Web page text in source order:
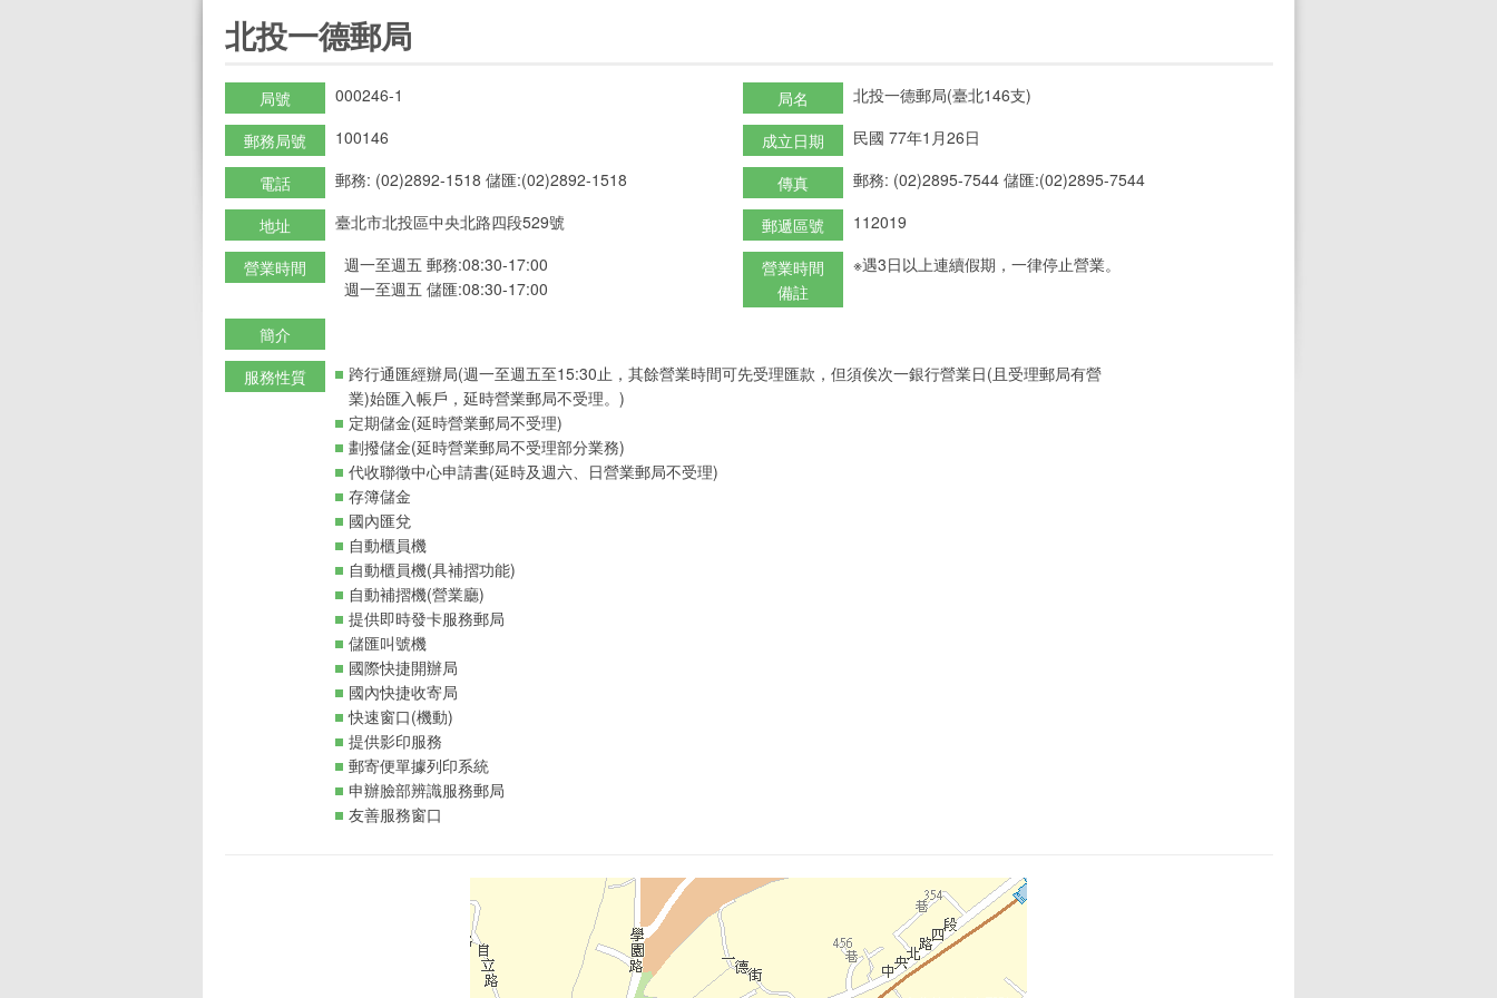
北投一德郵局
局號 000246-1 局名 北投一德郵局(臺北146支)
郵務局號 100146 成立日期 民國 77年1月26日
電話 郵務: (02)2892-1518 儲匯:(02)2892-1518 傳真 郵務: (02)2895-7544 儲匯:(02)2895-7544
地址 臺北市北投區中央北路四段529號 郵遞區號 112019
營業時間
週一至週五 郵務:08:30-17:00
週一至週五 儲匯:08:30-17:00
營業時間
備註
※遇3日以上連續假期，一律停止營業。
簡介
服務性質
跨行通匯經辦局(週一至週五至15:30止，其餘營業時間可先受理匯款，但須俟次一銀行營業日(且受理郵局有營
業)始匯入帳戶，延時營業郵局不受理。)
定期儲金(延時營業郵局不受理)
劃撥儲金(延時營業郵局不受理部分業務)
代收聯徵中心申請書(延時及週六、日營業郵局不受理)
存簿儲金
國內匯兌
自動櫃員機
自動櫃員機(具補摺功能)
自動補摺機(營業廳)
提供即時發卡服務郵局
儲匯叫號機
國際快捷開辦局
國內快捷收寄局
快速窗口(機動)
提供影印服務
郵寄便單據列印系統
申辦臉部辨識服務郵局
友善服務窗口